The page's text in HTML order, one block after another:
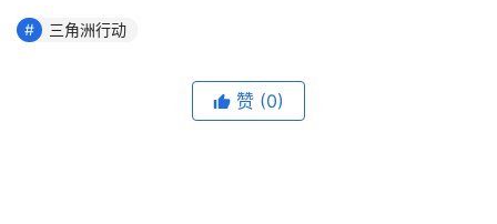
三角洲行动
赞 (0)